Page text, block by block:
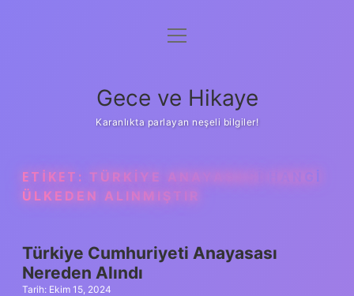
Anasayfa
Yasal Uyarı
menüyü
Gece ve Hikaye
Karanlıkta parlayan neşeli bilgiler!
ETIKET: TÜRKIYE ANAYASASI HANGI
ÜLKEDEN ALINMIŞTIR
Türkiye Cumhuriyeti Anayasası
Nereden Alındı
Tarih: Ekim 15, 2024